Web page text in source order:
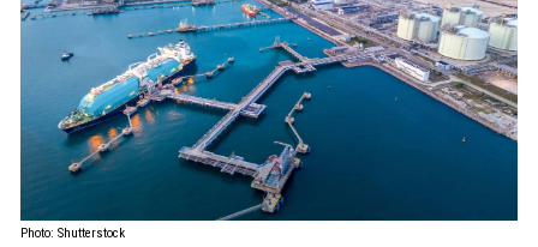
Photo: Shutterstock